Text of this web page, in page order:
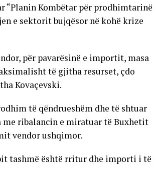
“Planin Kombëtar për prodhimtarinë
e sektorit bujqësor në kohë krize
për pavarësinë e importit, masa
të gjitha resurset, çdo
Kovaçevski.
të qëndrueshëm dhe të shtuar
ribalancin e miratuar të Buxhetit
vendor ushqimor.
tashmë është rritur dhe importi i të